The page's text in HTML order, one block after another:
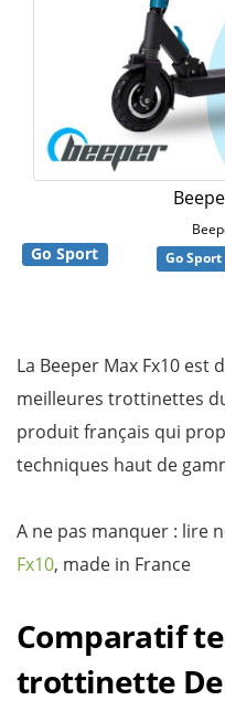
Go Sport
Go Sport
La Beeper Max Fx10 est
meilleures trottinettes
produit français qui
techniques haut de
A ne pas manquer : lire
Fx10, made in France
Comparatif
trottinette